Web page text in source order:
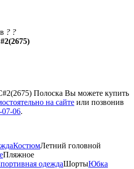
? ?
Полоска Вы можете купить
на сайте или позвонив
07-06.
КостюмЛетний головной
Пляжное
одеждаШортыЮбка